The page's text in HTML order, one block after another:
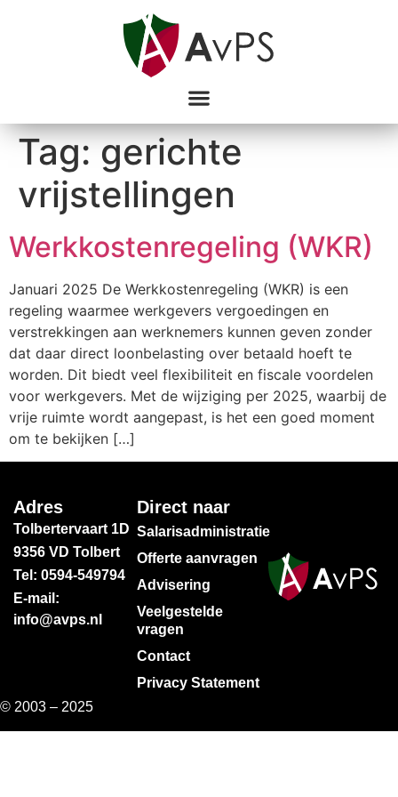
Tag:gerichte
vrijstellingen
Werkkostenregeling (WKR)
Januari 2025 De Werkkostenregeling (WKR) is een
regeling waarmee werkgevers vergoedingen en
verstrekkingen aan werknemers kunnen geven zonder
dat daar direct loonbelasting over betaald hoeft te
worden. Dit biedt veel flexibiliteit en fiscale voordelen
voor werkgevers. Met de wijziging per 2025, waarbij de
vrije ruimte wordt aangepast, is het een goed moment
om te bekijken […]
Adres
Tolbertervaart 1D
9356 VD Tolbert
Tel: 0594-549794
E-mail:
info@avps.nl
Direct naar
Salarisadministratie
Offerte aanvragen
Advisering
Veelgestelde
vragen
Contact
Privacy Statement
© 2003 – 2025